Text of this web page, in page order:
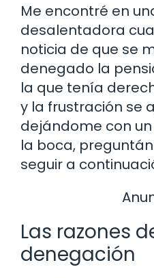
Me encontré en
desalentadora
noticia de que se
denegado la
la que tenía
y la frustración se
dejándome con
la boca,
seguir a
Las razones
denegación